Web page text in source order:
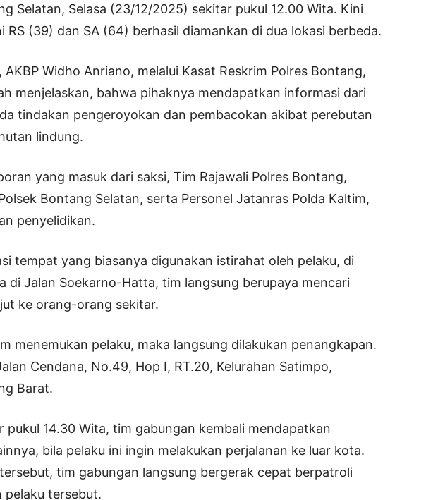
Selatan, Selasa (23/12/2025) sekitar pukul 12.00 Wita. Kini
RS (39) dan SA (64) berhasil diamankan di dua lokasi berbeda.
Widho Anriano, melalui Kasat Reskrim Polres Bontang,
menjelaskan, bahwa pihaknya mendapatkan informasi dari
tindakan pengeroyokan dan pembacokan akibat perebutan
lindung.
yang masuk dari saksi, Tim Rajawali Polres Bontang,
Bontang Selatan, serta Personel Jatanras Polda Kaltim,
penyelidikan.
tempat yang biasanya digunakan istirahat oleh pelaku, di
di Jalan Soekarno-Hatta, tim langsung berupaya mencari
ke orang-orang sekitar.
menemukan pelaku, maka langsung dilakukan penangkapan.
Cendana, No.49, Hop I, RT.20, Kelurahan Satimpo,
Barat.
pukul 14.30 Wita, tim gabungan kembali mendapatkan
bila pelaku ini ingin melakukan perjalanan ke luar kota.
tim gabungan langsung bergerak cepat berpatroli
pelaku tersebut.